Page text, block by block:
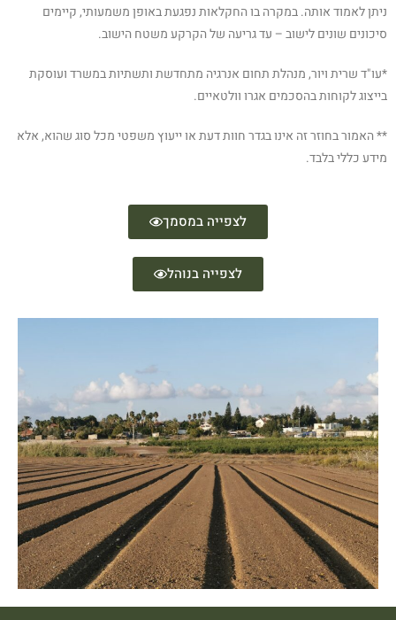
ניתן לאמוד אותה. במקרה בו החקלאות נפגעת באופן משמעותי, קיימים
סיכונים שונים לישוב – עד גריעה של הקרקע משטח הישוב.
*עו"ד שרית ויור, מנהלת תחום אנרגיה מתחדשת ותשתיות במשרד ועוסקת
בייצוג לקוחות בהסכמים אגרו וולטאיים.
** האמור בחוזר זה אינו בגדר חוות דעת או ייעוץ משפטי מכל סוג שהוא, אלא
מידע כללי בלבד.
לצפייה במסמך
לצפייה בנוהל